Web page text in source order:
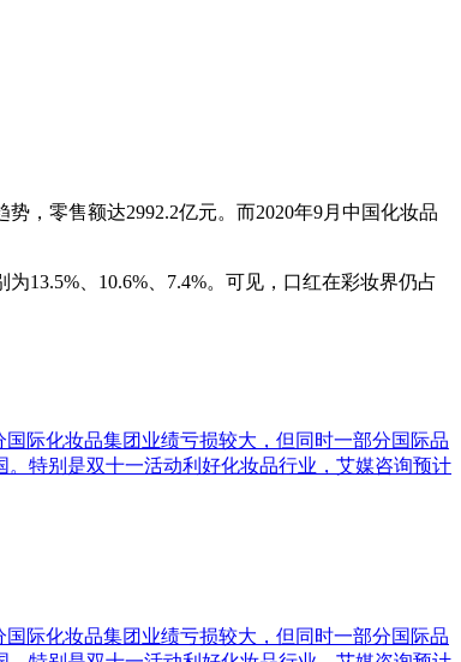
，零售额达2992.2亿元。而2020年9月中国化妆品
13.5%、10.6%、7.4%。可见，口红在彩妆界仍占
际化妆品集团业绩亏损较大，但同时一部分国际品
特别是双十一活动利好化妆品行业，艾媒咨询预计
际化妆品集团业绩亏损较大，但同时一部分国际品